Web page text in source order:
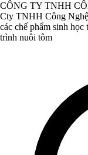
CÔNG TY TNHH
Cty TNHH Công
các chế phẩm sinh
trình nuôi tôm